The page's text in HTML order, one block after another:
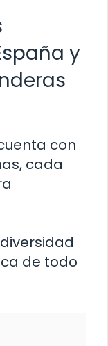
y
con
cada
de todo